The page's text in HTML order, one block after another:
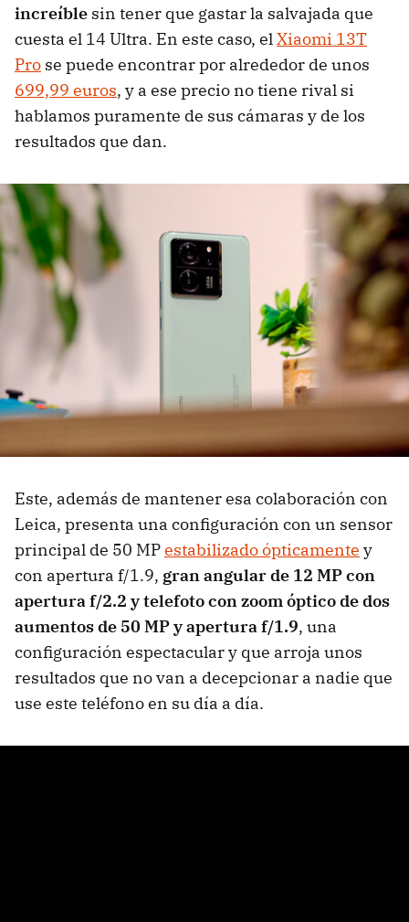
increíble sin tener que gastar la salvajada que
cuesta el 14 Ultra. En este caso, elXiaomi 13T
Pro se puede encontrar por alrededor de unos
699,99 euros, y a ese precio no tiene rival si
hablamos puramente de sus cámaras y de los
resultados que dan.
Este, además de mantener esa colaboración con
Leica, presenta una configuración con un sensor
principal de 50 MPestabilizado ópticamente y
con apertura f/1.9, gran angular de 12 MP con
apertura f/2.2 y telefoto con zoom óptico de dos
aumentos de 50 MP y apertura f/1.9, una
configuración espectacular y que arroja unos
resultados que no van a decepcionar a nadie que
use este teléfono en su día a día.